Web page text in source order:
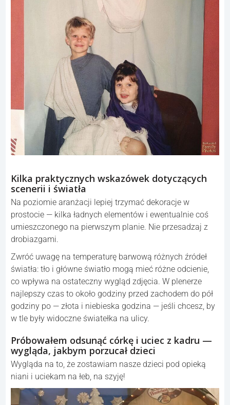
Kilka praktycznych wskazówek dotyczących
scenerii i światła
Na poziomie aranżacji lepiej trzymać dekoracje w
prostocie — kilka ładnych elementów i ewentualnie coś
umieszczonego na pierwszym planie. Nie przesadzaj z
drobiazgami.
Zwróć uwagę na temperaturę barwową różnych źródeł
światła: tło i główne światło mogą mieć różne odcienie,
co wpływa na ostateczny wygląd zdjęcia. W plenerze
najlepszy czas to około godziny przed zachodem do pół
godziny po — złota i niebieska godzina — jeśli chcesz, by
w tle były widoczne światełka na ulicy.
Próbowałem odsunąć córkę i uciec z kadru —
wygląda, jakbym porzucał dzieci
Wygląda na to, że zostawiam nasze dzieci pod opieką
niani i uciekam na łeb, na szyję!